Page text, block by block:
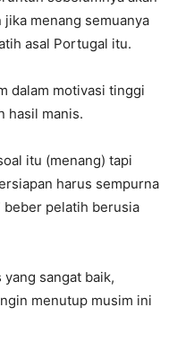
menang semuanya
asal Portugal itu.
dalam motivasi tinggi
hasil manis.
itu (menang) tapi
harus sempurna
beber pelatih berusia
sangat baik,
menutup musim ini